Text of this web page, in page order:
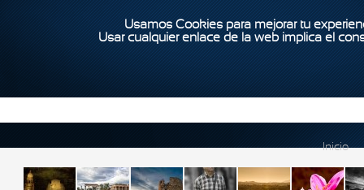
Usamos Cookies para mejorar tu
Usar cualquier enlace de la web implica el
Inicio